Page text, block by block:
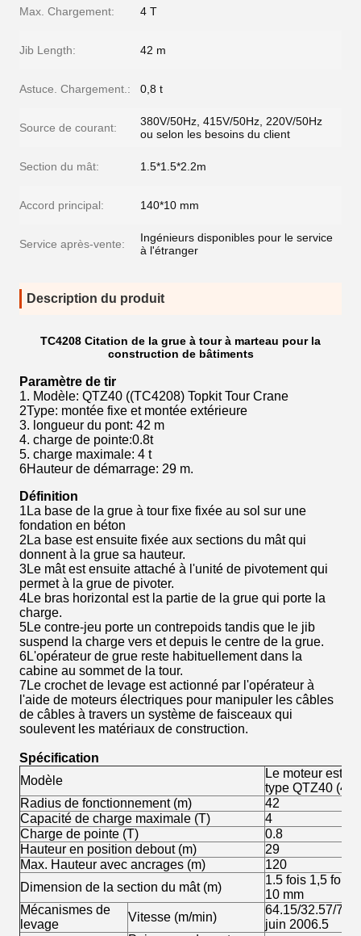
Max. Chargement: 4 T
Jib Length: 42 m
Astuce. Chargement.: 0,8 t
Source de courant:
380V/50Hz, 415V/50Hz, 220V/50Hz
ou selon les besoins du client
Section du mât: 1.5*1.5*2.2m
Accord principal: 140*10 mm
Service après-vente:
Ingénieurs disponibles pour le service
à l'étranger
Description du produit
TC4208 Citation de la grue à tour à marteau pour la
construction de bâtiments
Paramètre de tir
1. Modèle: QTZ40 ((TC4208) Topkit Tour Crane
2Type: montée fixe et montée extérieure
3. longueur du pont: 42 m
4. charge de pointe:0.8t
5. charge maximale: 4 t
6Hauteur de démarrage: 29 m.
Définition
1La base de la grue à tour fixe fixée au sol sur une
fondation en béton
2La base est ensuite fixée aux sections du mât qui
donnent à la grue sa hauteur.
3Le mât est ensuite attaché à l'unité de pivotement qui
permet à la grue de pivoter.
4Le bras horizontal est la partie de la grue qui porte la
charge.
5Le contre-jeu porte un contrepoids tandis que le jib
suspend la charge vers et depuis le centre de la grue.
6L'opérateur de grue reste habituellement dans la
cabine au sommet de la tour.
7Le crochet de levage est actionné par l'opérateur à
l'aide de moteurs électriques pour manipuler les câbles
de câbles à travers un système de faisceaux qui
soulevent les matériaux de construction.
Spécification
Modèle
Le moteur est
type QTZ40
Radius de fonctionnement (m)
42
Capacité de charge maximale (T)
4
Charge de pointe (T)
0.8
Hauteur en position debout (m)
29
Max. Hauteur avec ancrages (m)
120
Dimension de la section du mât (m)
1.5 fois 1,5 fois
10 mm
Mécanismes de
levage
Vitesse (m/min)
64.15/32.57/7.
juin 2006.5